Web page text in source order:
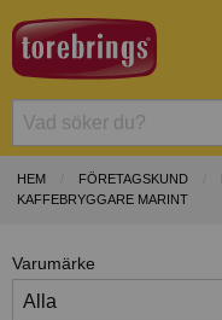
HEM FÖRETAGSKUND
KAFFEBRYGGARE MARINT
Varumärke